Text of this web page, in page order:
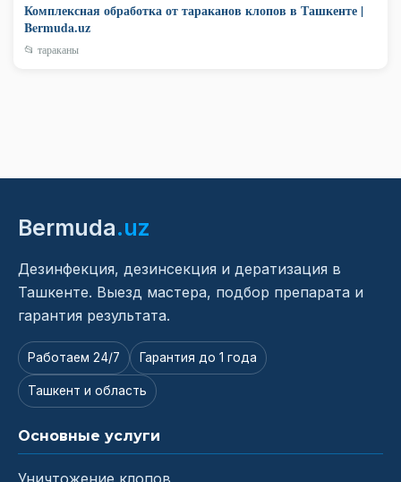
Комплексная обработка от тараканов клопов в Ташкенте |
Bermuda.uz
📂 тараканы
Bermuda.uz
Дезинфекция, дезинсекция и дератизация в
Ташкенте. Выезд мастера, подбор препарата и
гарантия результата.
Работаем 24/7 Гарантия до 1 года
Ташкент и область
Основные услуги